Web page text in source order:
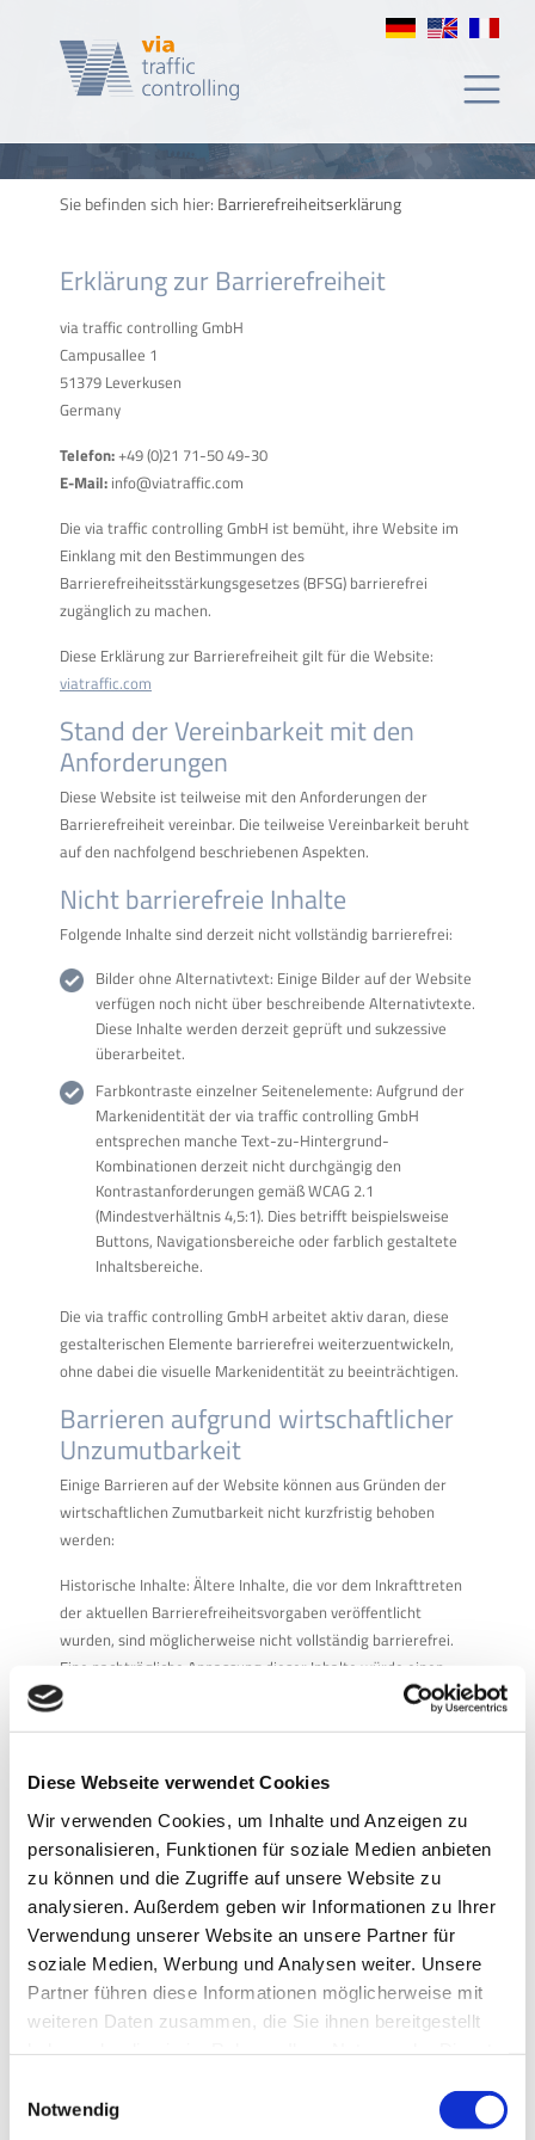
Diese Webseite verwendet Cookies
Wir verwenden Cookies, um Inhalte und Anzeigen zu
personalisieren, Funktionen für soziale Medien anbieten
zu können und die Zugriffe auf unsere Website zu
analysieren. Außerdem geben wir Informationen zu Ihrer
Verwendung unserer Website an unsere Partner für
soziale Medien, Werbung und Analysen weiter. Unsere
Partner führen diese Informationen möglicherweise mit
weiteren Daten zusammen, die Sie ihnen bereitgestellt
Notwendig
Sie befinden sich hier: Barrierefreiheitserklärung
Erklärung zur Barrierefreiheit
via traffic controlling GmbH
Campusallee 1
51379 Leverkusen
Germany
Telefon:+49 (0)21 71-50 49-30
E-Mail: info@viatraffic.com
Die via traffic controlling GmbH ist bemüht, ihre Website im
Einklang mit den Bestimmungen des
Barrierefreiheitsstärkungsgesetzes (BFSG) barrierefrei
zugänglich zu machen.
Diese Erklärung zur Barrierefreiheit gilt für die Website:
viatraffic.com
Stand der Vereinbarkeit mit den
Anforderungen
Diese Website ist teilweise mit den Anforderungen der
Barrierefreiheit vereinbar. Die teilweise Vereinbarkeit beruht
auf den nachfolgend beschriebenen Aspekten.
Nicht barrierefreie Inhalte
Folgende Inhalte sind derzeit nicht vollständig barrierefrei:
Bilder ohne Alternativtext: Einige Bilder auf der Website
verfügen noch nicht über beschreibende Alternativtexte.
Diese Inhalte werden derzeit geprüft und sukzessive
überarbeitet.
Farbkontraste einzelner Seitenelemente: Aufgrund der
Markenidentität der via traffic controlling GmbH
entsprechen manche Text-zu-Hintergrund-
Kombinationen derzeit nicht durchgängig den
Kontrastanforderungen gemäß WCAG 2.1
(Mindestverhältnis 4,5:1). Dies betrifft beispielsweise
Buttons, Navigationsbereiche oder farblich gestaltete
Inhaltsbereiche.
Die via traffic controlling GmbH arbeitet aktiv daran, diese
gestalterischen Elemente barrierefrei weiterzuentwickeln,
ohne dabei die visuelle Markenidentität zu beeinträchtigen.
Barrieren aufgrund wirtschaftlicher
Unzumutbarkeit
Einige Barrieren auf der Website können aus Gründen der
wirtschaftlichen Zumutbarkeit nicht kurzfristig behoben
werden:
Historische Inhalte: Ältere Inhalte, die vor dem Inkrafttreten
der aktuellen Barrierefreiheitsvorgaben veröffentlicht
wurden, sind möglicherweise nicht vollständig barrierefrei.
Eine nachträgliche Anpassung dieser Inhalte würde einen
unverhältnismäßig hohen Aufwand darstellen. Neue Inhalte
Feedback und Kontakt
Verbesserungsvorschläge haben, freut sich die via traffic
controlling GmbH über Ihre Rückmeldung.
Kontakt:
E-Mail:info@viatraffic.com
Telefon:+49 (0)21 71-50 49-30
Schlichtungsverfahren
Barrierefreiheit dieser Website erhalten, haben Sie die
Möglichkeit, sich an die zuständige Schlichtungsstelle gemäß